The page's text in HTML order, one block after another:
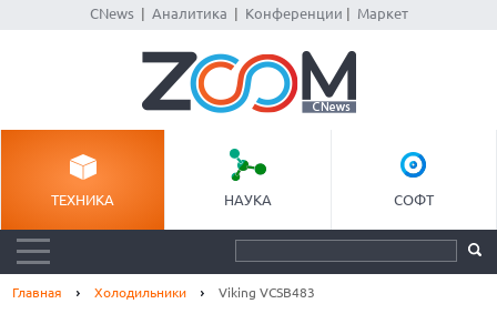
CNews| Аналитика Конференции Маркет
ТЕХНИКА НАУКА СОФТ
Главная Холодильники Viking VCSB483